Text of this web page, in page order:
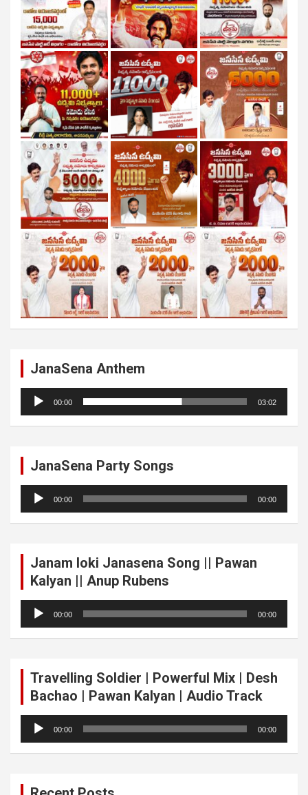
JanaSena Anthem
Audio
Player
00:00 03:02
JanaSena Party Songs
Audio
Player
00:00 00:00
Janam loki Janasena Song || Pawan
Kalyan || Anup Rubens
Audio
Player
00:00 00:00
Travelling Soldier | Powerful Mix | Desh
Bachao | Pawan Kalyan | Audio Track
Audio
Player
00:00 00:00